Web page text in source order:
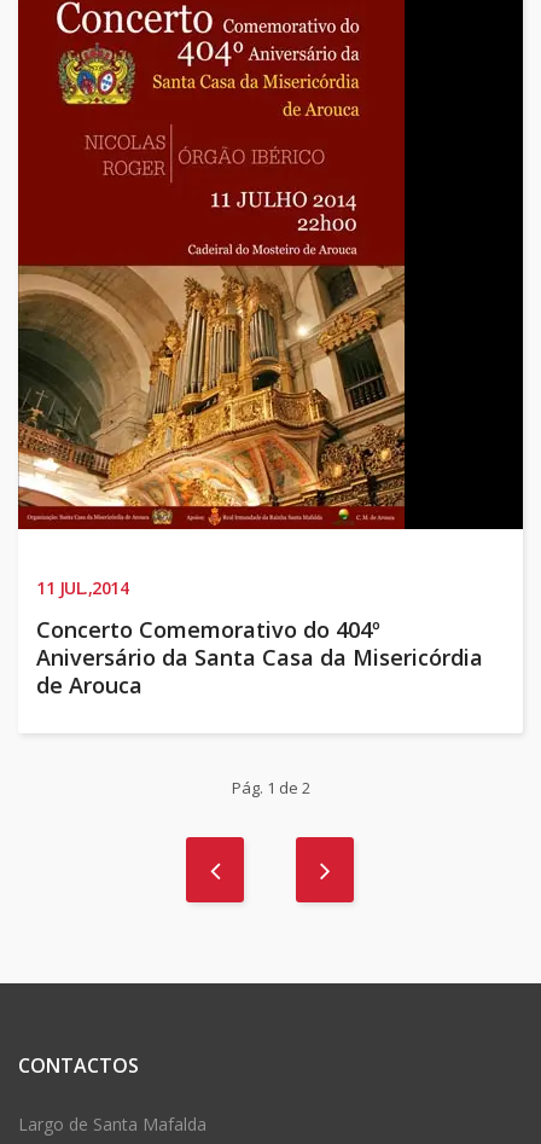
11 JUL.,2014
Concerto Comemorativo do 404º
Aniversário da Santa Casa da Misericórdia
de Arouca
Pág. 1 de 2
CONTACTOS
Largo de Santa Mafalda